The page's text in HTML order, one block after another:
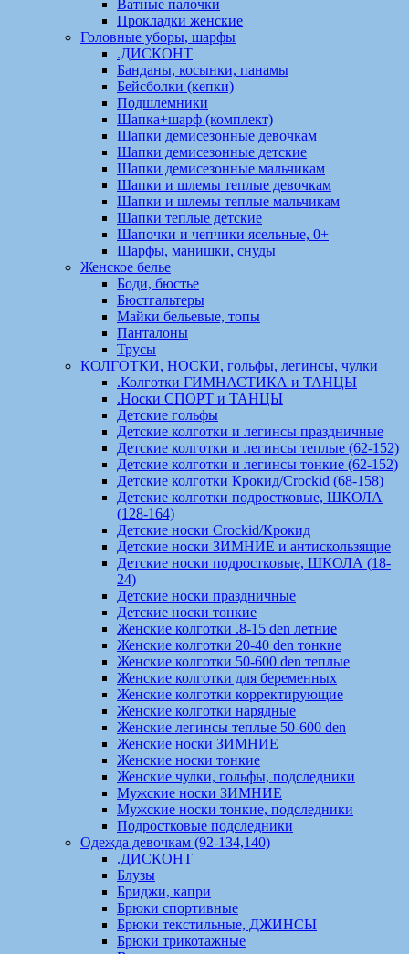
Ватные палочки
Прокладки женские
Головные уборы, шарфы
.ДИСКОНТ
Банданы, косынки, панамы
Бейсболки (кепки)
Подшлемники
Шапка+шарф (комплект)
Шапки демисезонные девочкам
Шапки демисезонные детские
Шапки демисезонные мальчикам
Шапки и шлемы теплые девочкам
Шапки и шлемы теплые мальчикам
Шапки теплые детские
Шапочки и чепчики ясельные, 0+
Шарфы, манишки, снуды
Женское белье
Боди, бюстье
Бюстгальтеры
Майки бельевые, топы
Панталоны
Трусы
КОЛГОТКИ, НОСКИ, гольфы, легинсы, чулки
.Колготки ГИМНАСТИКА и ТАНЦЫ
.Носки СПОРТ и ТАНЦЫ
Детские гольфы
Детские колготки и легинсы праздничные
Детские колготки и легинсы теплые (62-152)
Детские колготки и легинсы тонкие (62-152)
Детские колготки Крокид/Crockid (68-158)
Детские колготки подростковые, ШКОЛА
(128-164)
Детские носки Crockid/Крокид
Детские носки ЗИМНИЕ и антискользящие
Детские носки подростковые, ШКОЛА (18-
24)
Детские носки праздничные
Детские носки тонкие
Женские колготки .8-15 den летние
Женские колготки 20-40 den тонкие
Женские колготки 50-600 den теплые
Женские колготки для беременных
Женские колготки корректирующие
Женские колготки нарядные
Женские легинсы теплые 50-600 den
Женские носки ЗИМНИЕ
Женские носки тонкие
Женские чулки, гольфы, подследники
Мужские носки ЗИМНИЕ
Мужские носки тонкие, подследники
Подростковые подследники
Одежда девочкам (92-134,140)
.ДИСКОНТ
Блузы
Бриджи, капри
Брюки спортивные
Брюки текстильные, ДЖИНСЫ
Брюки трикотажные